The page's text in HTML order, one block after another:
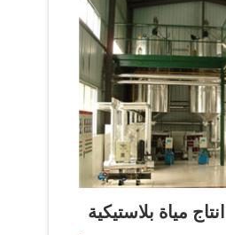
مياة بلاستيكية